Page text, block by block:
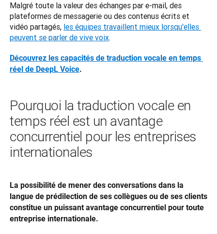
Malgré toute la valeur des échanges par e-mail, des
plateformes de messagerie ou des contenus écrits et
vidéo partagés, les équipes travaillent mieux lorsqu'elles
peuvent se parler de vive voix.
Découvrez les capacités de traduction vocale en temps
réel de DeepL Voice.
Pourquoi la traduction vocale en
temps réel est un avantage
concurrentiel pour les entreprises
internationales
La possibilité de mener des conversations dans la
langue de prédilection de ses collègues ou de ses clients
constitue un puissant avantage concurrentiel pour toute
entreprise internationale.